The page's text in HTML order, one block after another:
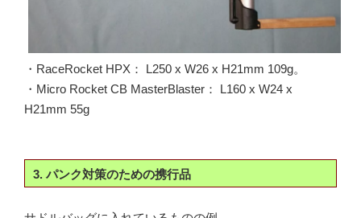
・RaceRocket HPX： L250 x W26 x H21mm 109g。
・Micro Rocket CB MasterBlaster： L160 x W24 x
H21mm 55g
3. パンク対策のための携行品